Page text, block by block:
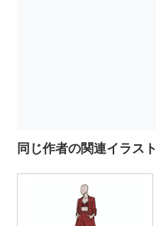
同じ作者の関連イラスト